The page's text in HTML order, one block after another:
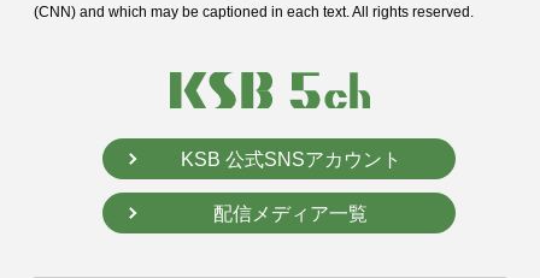
(CNN) and which may be captioned in each text. All rights reserved.
KSB 公式SNSアカウント
配信メディア一覧